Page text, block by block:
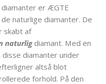
er ÆGTE
naturlige diamanter. De
skabt af
naturligdiamant. Med en
diamanter under
altså blot
forhold. På den